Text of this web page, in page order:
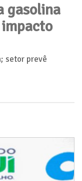
gasolina
setor prevê